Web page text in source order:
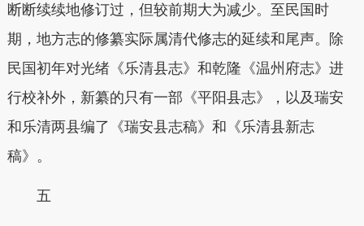
断断续续地修订过，但较前期大为减少。 至民国时
期，地方志的修纂实际属清代修志的延续和尾声。除
民国初年对光绪《乐清县志》和乾隆《温州府志》进
行校补外，新纂的只有一部《平阳县志》，以及瑞安
和乐清两县编了《瑞安县志稿》和《乐清县新志
稿》。
五